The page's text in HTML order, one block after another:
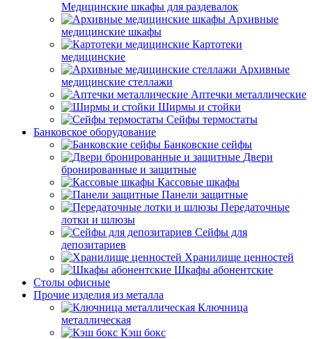
Медицинские шкафы для раздевалок
Архивные
медицинские шкафы
Картотеки
медицинские
Архивные
медицинские стеллажи
Аптечки металлические
Ширмы и стойки
Сейфы термостаты
Банковское оборудование
Банковские сейфы
Двери
бронированные и защитные
Кассовые шкафы
Панели защитные
Передаточные
лотки и шлюзы
Сейфы для
депозитариев
Хранилище ценностей
Шкафы абонентские
Столы офисные
Прочие изделия из металла
Ключница
металлическая
Кэш бокс